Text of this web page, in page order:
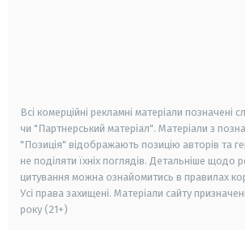
Всі комерційні рекламні матеріали позначені
чи "Партнерський матеріал". Матеріали з
"Позиція" відображають позицію авторів та
не поділяти їхніх поглядів. Детальніше щодо
цитування можна ознайомитись в правилах
Усі права захищені. Матеріали сайту
року (21+)